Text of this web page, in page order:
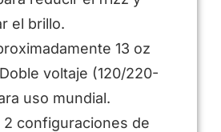
el brillo.
13 oz
voltaje (120/220-
uso mundial.
2 configuraciones de